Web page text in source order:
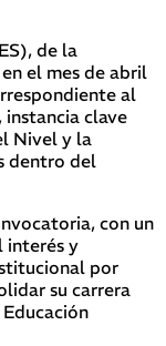
de la
el mes de abril
al
clave
Nivel y la
dentro del
con un
interés y
por
su carrera